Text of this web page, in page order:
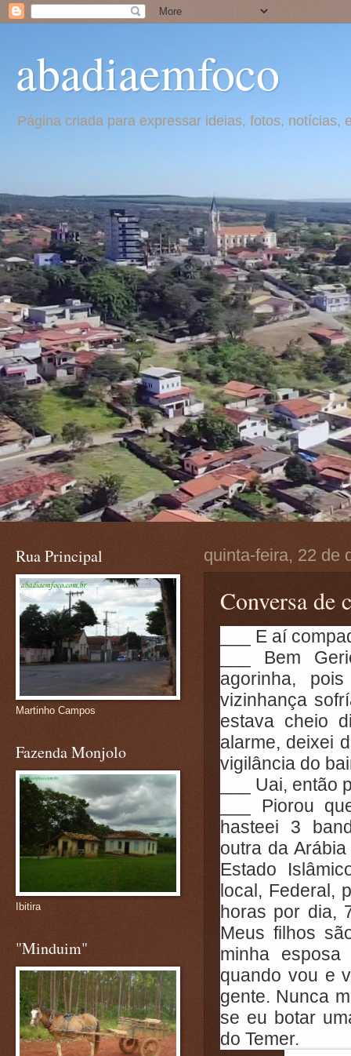
abadiaemfoco
Página criada para expressar ideias, fotos,
quinta-feira, 22 de
Conversa de
___ E aí
___ Bem
agorinha,
vizinhança
estava cheio
alarme, deixei
vigilância do
___ Uai, então
___ Piorou
hasteei 3
outra da
Estado
local, Federal,
horas por dia,
Meus filhos
minha
quando vou e
gente. Nunca
se eu botar
do Temer.
Rua Principal
Martinho Campos
Fazenda Monjolo
Ibitira
"Minduim"